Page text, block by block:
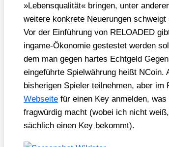
»Lebens­qua­li­tät« brin­gen, unter
wei­te­re kon­kre­te Neue­run­gen
Vor der Ein­füh­rung von RELOADED
ingame-Öko­no­mie ges­tes­tet wer­den
dem man gegen har­tes Echt­geld
ein­ge­führ­te Spiel­wäh­rung heißt
bis­he­ri­gen Spie­ler teil­neh­men, aber
Web­sei­te für einen Key anmel­den,
frag­wür­dig macht (wobei ich nicht
säch­lich einen Key bekommt).